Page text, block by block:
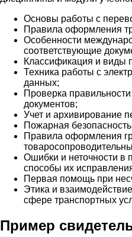
Основы работы с
Правила оформления
Особенности
соответствующие
Классификация и виды
Техника работы с
данных;
Проверка
документов;
Учет и архивирование
Пожарная
Правила оформления
Ошибки и неточности в
способы их
Первая помощь при
Этика и
сфере транспортных
Пример